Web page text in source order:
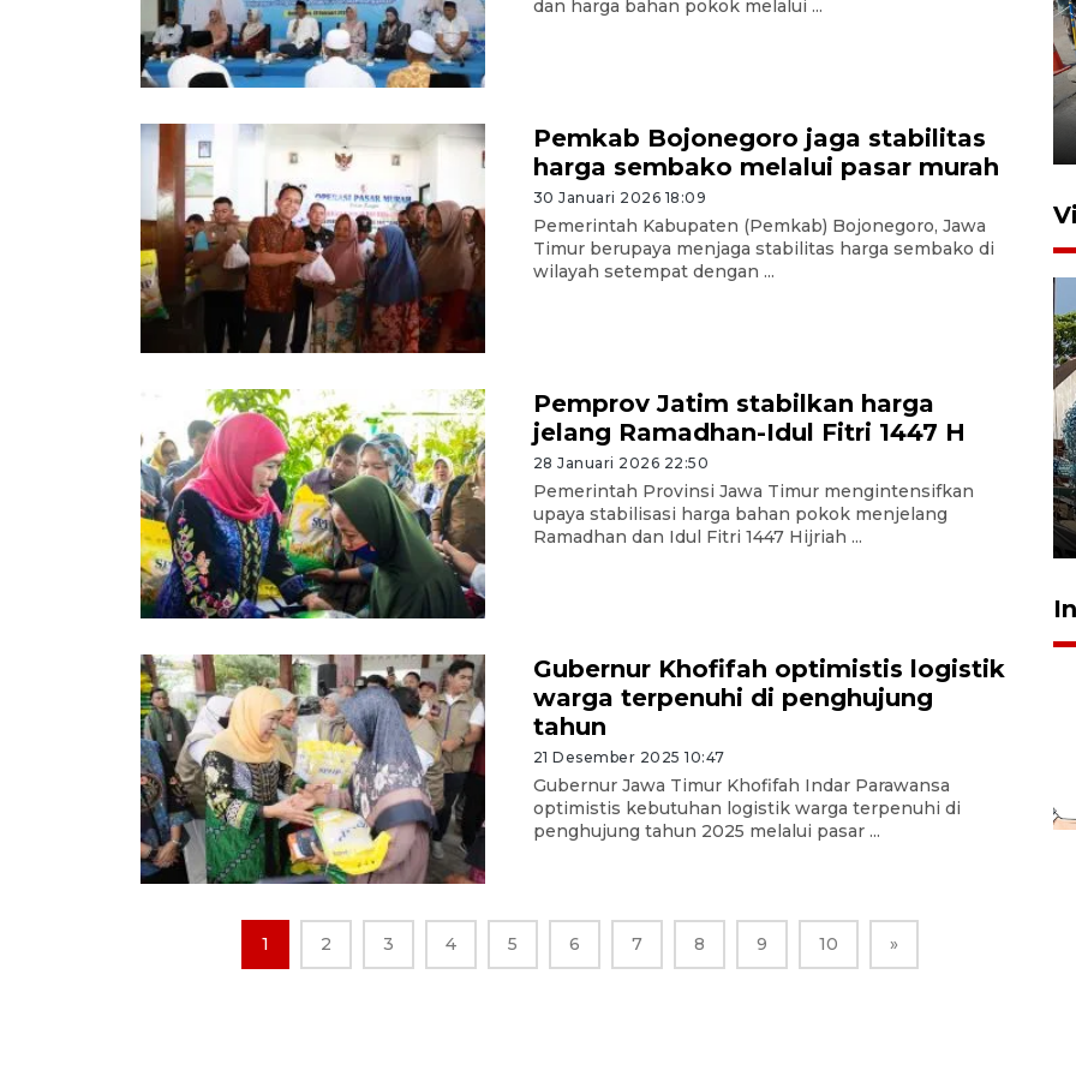
dan harga bahan pokok melalui ...
Pemkab Bojonegoro jaga stabilitas
harga sembako melalui pasar murah
30 Januari 2026 18:09
Pemerintah Kabupaten (Pemkab) Bojonegoro, Jawa
Timur berupaya menjaga stabilitas harga sembako di
wilayah setempat dengan ...
Pemprov Jatim stabilkan harga
jelang Ramadhan-Idul Fitri 1447 H
28 Januari 2026 22:50
Pemerintah Provinsi Jawa Timur mengintensifkan
upaya stabilisasi harga bahan pokok menjelang
Ramadhan dan Idul Fitri 1447 Hijriah ...
Gubernur Khofifah optimistis logistik
warga terpenuhi di penghujung
tahun
21 Desember 2025 10:47
Gubernur Jawa Timur Khofifah Indar Parawansa
optimistis kebutuhan logistik warga terpenuhi di
penghujung tahun 2025 melalui pasar ...
1 2 3 4 5 6 7 8 9 10 »
3 jam lalu
Bulog Ponorogo serap 8.600
ton jagung petani, 95 persen
dari target
5 Agustus 2026 19:33